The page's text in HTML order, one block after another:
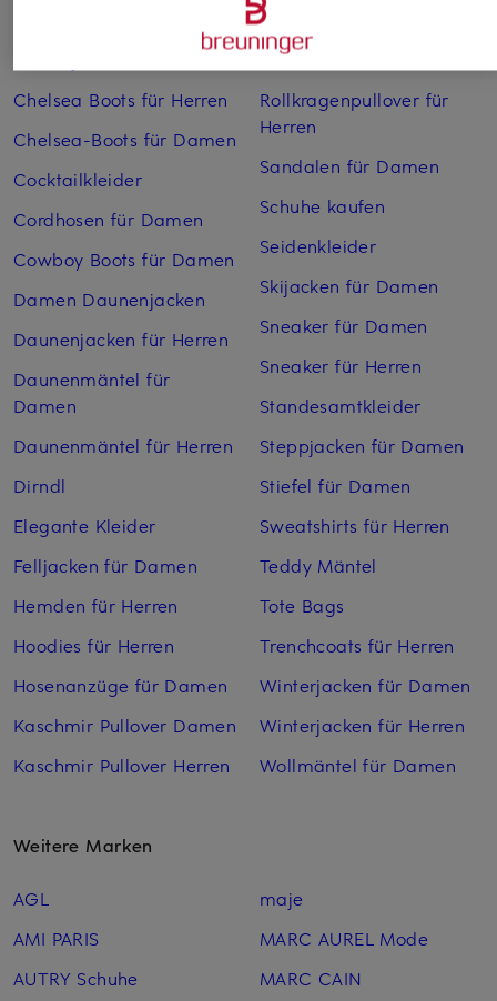
Chelsea Boots für Herren
Chelsea-Boots für Damen
Cocktailkleider
Cordhosen für Damen
Cowboy Boots für Damen
Damen Daunenjacken
Daunenjacken für Herren
Daunenmäntel für
Damen
Daunenmäntel für Herren
Dirndl
Elegante Kleider
Felljacken für Damen
Hemden für Herren
Hoodies für Herren
Hosenanzüge für Damen
Kaschmir Pullover Damen
Kaschmir Pullover Herren
Parkas für Herren
Pullover für Damen
Rollkragenpullover für
Herren
Sandalen für Damen
Schuhe kaufen
Seidenkleider
Skijacken für Damen
Sneaker für Damen
Sneaker für Herren
Standesamtkleider
Steppjacken für Damen
Stiefel für Damen
Sweatshirts für Herren
Teddy Mäntel
Tote Bags
Trenchcoats für Herren
Winterjacken für Damen
Winterjacken für Herren
Wollmäntel für Damen
Weitere Marken
AGL
AMI PARIS
AUTRY Schuhe
maje
MARC AUREL Mode
MARC CAIN